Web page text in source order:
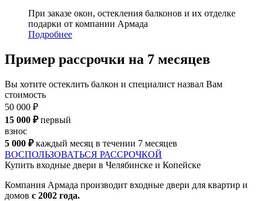
При заказе окон, остекления балконов и их отделке
подарки от компании Армада
Подробнее
Пример рассрочки на 7 месяцев
Вы хотите остеклить балкон и специалист назвал Вам
стоимость
50 000 ₽
15 000 ₽первый
взнос
5 000 ₽каждый месяц в течении 7 месяцев
ВОСПОЛЬЗОВАТЬСЯ РАССРОЧКОЙ
Купить входные двери в Челябинске и Копейске
Компания Армада производит входные двери для квартир и
домов с 2002 года.